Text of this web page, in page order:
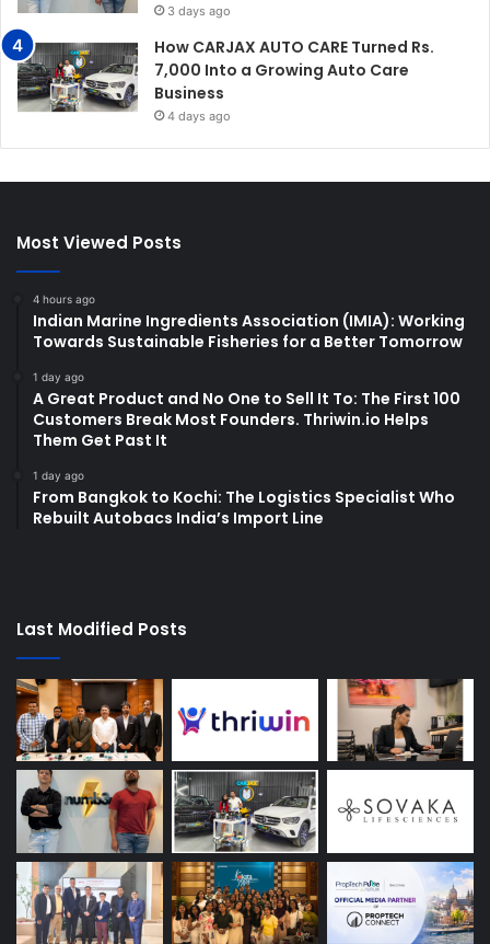
3 days ago
How CARJAX AUTO CARE Turned Rs.
7,000 Into a Growing Auto Care
Business
4 days ago
Most Viewed Posts
4 hours ago
Indian Marine Ingredients Association (IMIA): Working
Towards Sustainable Fisheries for a Better Tomorrow
1 day ago
A Great Product and No One to Sell It To: The First 100
Customers Break Most Founders. Thriwin.io Helps
Them Get Past It
1 day ago
From Bangkok to Kochi: The Logistics Specialist Who
Rebuilt Autobacs India’s Import Line
Last Modified Posts